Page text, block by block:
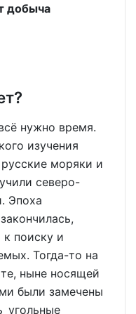
добыча
нужно время.
изучения
моряки и
северо-
Эпоха
к поиску и
Тогда-то на
ныне носящей
были замечены
угольные